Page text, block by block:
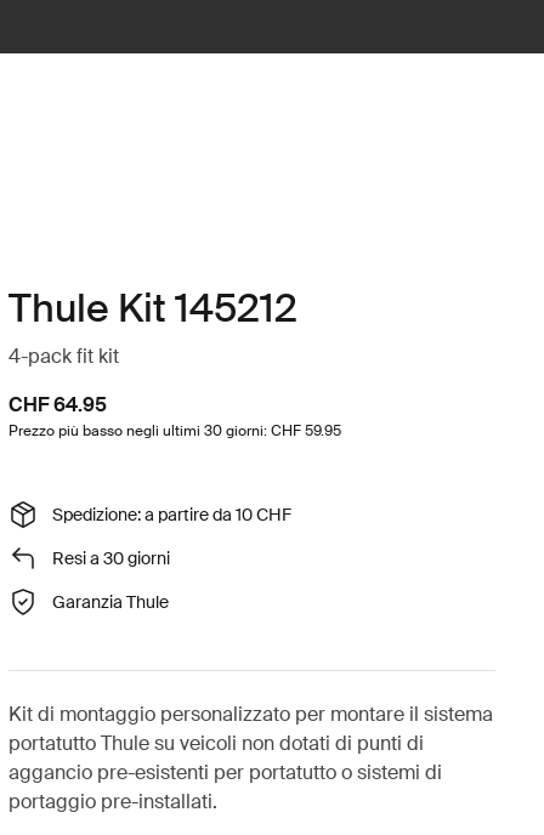
Thule Kit 145212
4-pack fit kit
CHF 64.95
Prezzo più basso negli ultimi 30 giorni: CHF 59.95
Spedizione: a partire da 10 CHF
Resi a 30 giorni
Garanzia Thule
Kit di montaggio personalizzato per montare il sistema
portatutto Thule su veicoli non dotati di punti di
aggancio pre-esistenti per portatutto o sistemi di
portaggio pre-installati.